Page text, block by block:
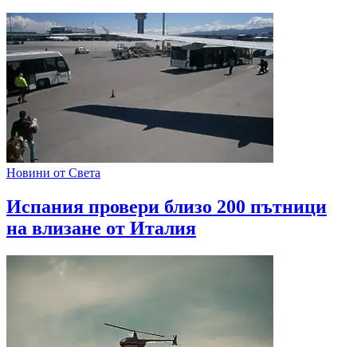
Новини от Света
Испания провери близо 200 пътници
на влизане от Италия